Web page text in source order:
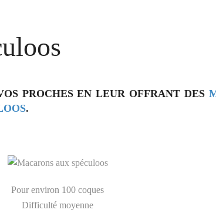
PROCHES EN LEUR OFFRANT DES
.
Pour environ 100 coques
Difficulté moyenne